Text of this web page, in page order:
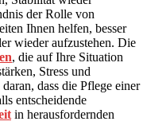
der Rolle von
Ihnen helfen, besser
wieder aufzustehen. Die
, die auf Ihre Situation
Stress und
dass die Pflege einer
entscheidende
in herausfordernden